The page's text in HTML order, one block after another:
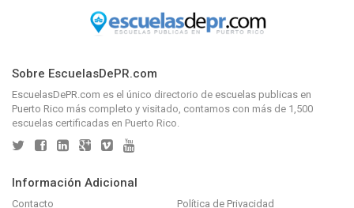
Sobre EscuelasDePR.com
EscuelasDePR.com es el único directorio de escuelas publicas en
Puerto Rico más completo y visitado, contamos con más de 1,500
escuelas certificadas en Puerto Rico.
Información Adicional
Contacto Política de Privacidad